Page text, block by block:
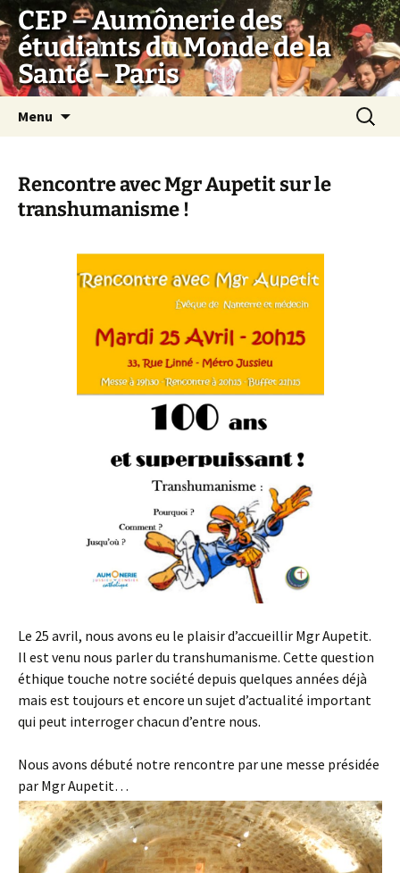
Aller
au
contenu
CEP – Aumônerie des
étudiants du Monde de la
Santé – Paris
Menu
Rencontre avec Mgr Aupetit sur le
transhumanisme !
Le 25 avril, nous avons eu le plaisir d’accueillir Mgr Aupetit.
Il est venu nous parler du transhumanisme. Cette question
éthique touche notre société depuis quelques années déjà
mais est toujours et encore un sujet d’actualité important
qui peut interroger chacun d’entre nous.
Nous avons débuté notre rencontre par une messe présidée
par Mgr Aupetit…